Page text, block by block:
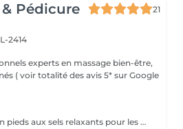
Pédicure
21
2414
experts en massage bien-être,
( voir totalité des avis 5* sur Google
+ Options au choix : - Bain pieds aux sels relaxants pour les pieds fatigués et préparer les pieds au soin 20€ - Gommage pieds pour des pieds doux et hydratés 20€ - Massage des pieds 55 minutes 90€ Les soins de pédicurie médicale sont non seulement destinés à traiter les problèmes de pieds de manière curative mais également de manière préventive, en contribuant à votre confort lors de la marche ou de vos éventuelles activités sportives. Un soin régulier peut vous éviter des problèmes et des douleurs aux pieds dus à l'apparition de crevasses, durillons, cors, ... Vous devez néanmoins consulter sans attendre lorsque : Vous ressentez une gêne lors de la marche (n'attendez pas de ressentir de la douleur !) ; Vous constatez l'apparition de mycose, cor, callosité, il de perdrix ou ongle incarné, ...